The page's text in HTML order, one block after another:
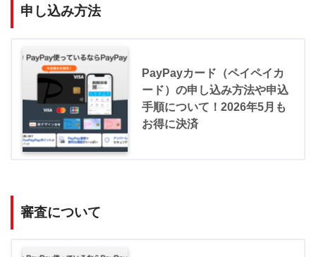
申し込み方法
PayPayカード（ペイペイカ
ード）の申し込み方法や申込
手順について！2026年5月も
お得に決済
審査について